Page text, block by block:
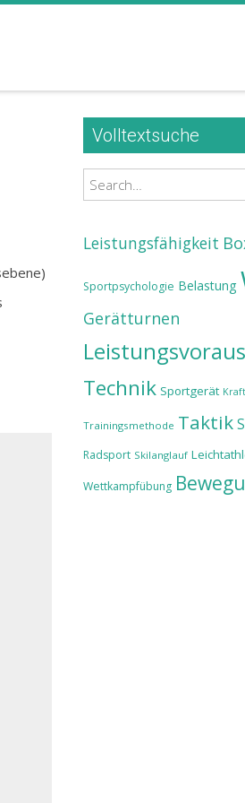
Volltextsuche
Search
Leistungsfähigkeit
Sportpsychologie Belastung
Gerätturnen
Technik Sportgerät Kraft
Trainingsmethode Taktik
Radsport Skilanglauf
Wettkampfübung